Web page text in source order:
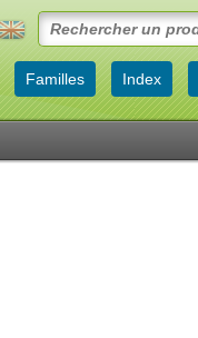
Familles Index